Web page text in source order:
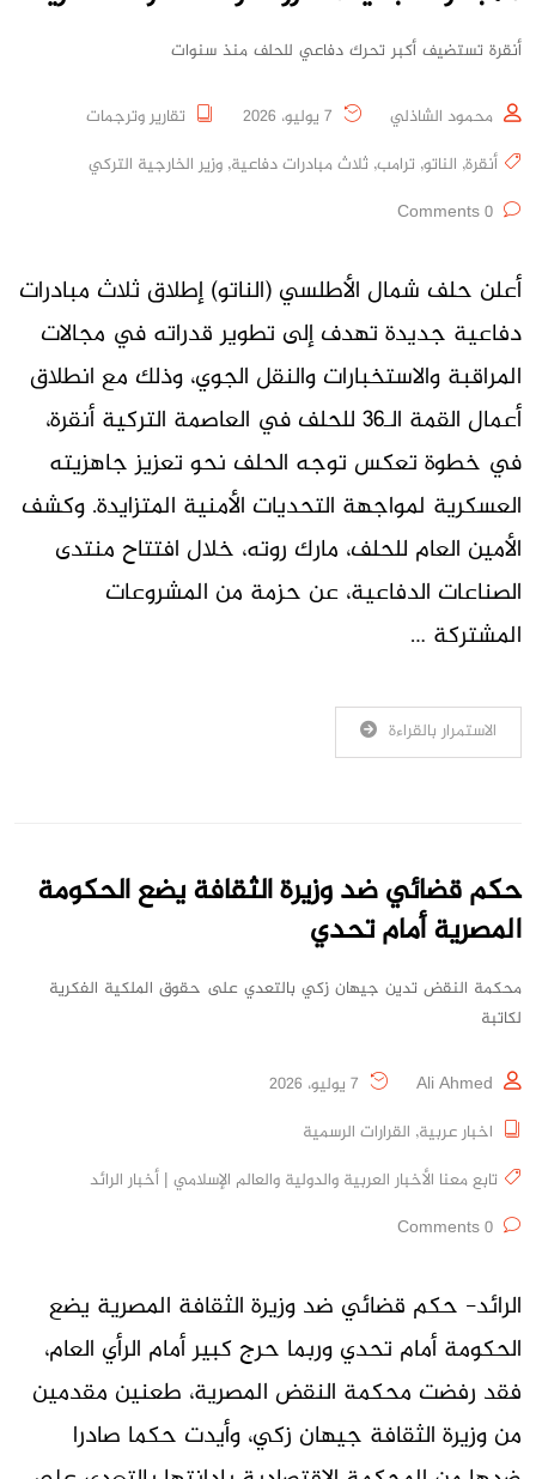
أنقرة تستضيف أكبر تحرك دفاعي للحلف منذ سنوات
محمود الشاذلي
تقارير وترجمات
أنقرة, الناتو, ترامب, ثلاث مبادرات دفاعية, وزير الخارجية التركي
أعلن حلف شمال الأطلسي (الناتو) إطلاق ثلاث مبادرات
دفاعية جديدة تهدف إلى تطوير قدراته في مجالات
المراقبة والاستخبارات والنقل الجوي، وذلك مع انطلاق
أعمال القمة الـ36 للحلف في العاصمة التركية أنقرة،
في خطوة تعكس توجه الحلف نحو تعزيز جاهزيته
العسكرية لمواجهة التحديات الأمنية المتزايدة. وكشف
الأمين العام للحلف، مارك روته، خلال افتتاح منتدى
الصناعات الدفاعية، عن حزمة من المشروعات
المشتركة …
الاستمرار بالقراءة
حكم قضائي ضد وزيرة الثقافة يضع الحكومة
المصرية أمام تحدي
محكمة النقض تدين جيهان زكي بالتعدي على حقوق الملكية الفكرية
لكاتبة
Ali Ahmed
اخبار عربية, القرارات الرسمية
تابع معنا الأخبار العربية والدولية والعالم الإسلامي | أخبار الرائد
الرائد- حكم قضائي ضد وزيرة الثقافة المصرية يضع
الحكومة أمام تحدي وربما حرج كبير أمام الرأي العام،
فقد رفضت محكمة النقض المصرية، طعنين مقدمين
من وزيرة الثقافة جيهان زكي، وأيدت حكما صادرا